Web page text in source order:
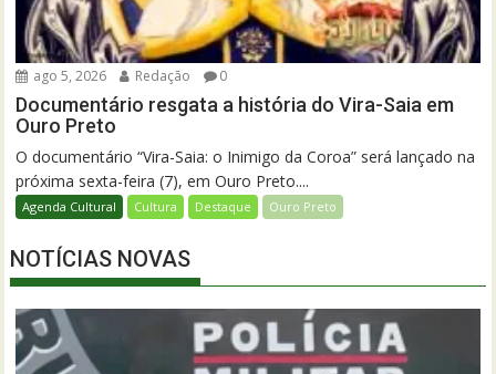
ago 5, 2026 Redação 0
Documentário resgata a história do Vira-Saia em
Ouro Preto
O documentário “Vira-Saia: o Inimigo da Coroa” será lançado na
próxima sexta-feira (7), em Ouro Preto....
Agenda Cultural Cultura Destaque Ouro Preto
NOTÍCIAS NOVAS